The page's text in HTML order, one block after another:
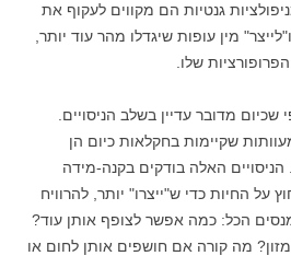
גנטיות הם מקווים לעקוף את
מין עופות שיגדלו מהר עוד יותר,
שלו.
מדובר עדיין בשלב הניסויים.
שקיימות בחקלאות כיום הן
הניסויים האלה בודקים בקנה-מידה
החיות כדי ש"ייצרו" יותר, להרוויח
הכל: כמה אפשר לצופף אותן עוד?
מה קורה אם חושפים אותן לחום או